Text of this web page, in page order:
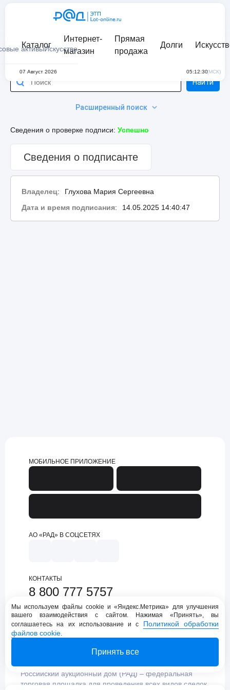
активыИскусство
Каталог
Интернет-
магазин
Прямая
продажа
Долги
07 Август 2026 05:12:30(МСК)
Расширенный поиск
Найти
Сведения о проверке подписи: Успешно
Сведения о подписанте
Владелец:
Глухова Мария Сергеевна
Дата и время подписания: 14.05.2025 14:40:47
МОБИЛЬНОЕ ПРИЛОЖЕНИЕ
АО «РАД» В СОЦСЕТЯХ
КОНТАКТЫ
8 800 777 5757
support@lot-online.ru
Техническая поддержка
Российский аукционный дом (РАД) – федеральная
торговая площадка для проведения всех видов сделок
Мы используем файлы cookie и «Яндекс.Метрика» для улучшения
вашего взаимодействия с сайтом. Нажимая «Принять», вы
соглашаетесь на их использование и с Политикой обработки
файлов cookie.
Принять все